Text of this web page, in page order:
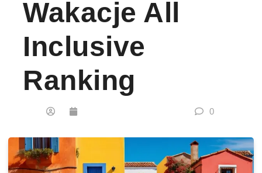
Wakacje All
Inclusive
Ranking
0